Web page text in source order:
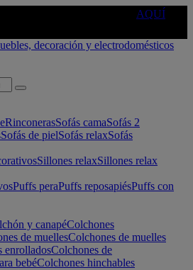
AQUÍ
RinconerasSofás camaSofás 2
Sofás de pielSofás relaxSofás
Sillones relaxSillones relax
Puffs peraPuffs reposapiésPuffs con
y canapéColchones
de muellesColchones de muelles
enrolladosColchones de
bebéColchones hinchables